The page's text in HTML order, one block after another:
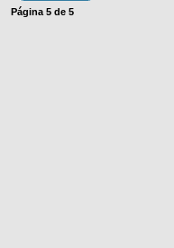
Página 5 de 5